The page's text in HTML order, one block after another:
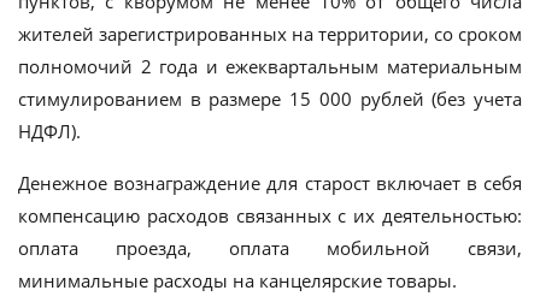
жителей зарегистрированных на территории, со сроком
полномочий 2 года и ежеквартальным материальным
стимулированием в размере 15 000 рублей (без учета
НДФЛ).
Денежное вознаграждение для старост включает в себя
компенсацию расходов связанных с их деятельностью:
оплата проезда, оплата мобильной связи,
минимальные расходы на канцелярские товары.